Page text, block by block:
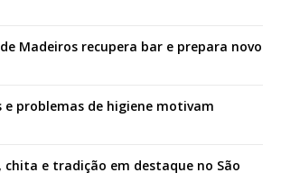
Madeiros recupera bar e prepara novo
e problemas de higiene motivam
chita e tradição em destaque no São